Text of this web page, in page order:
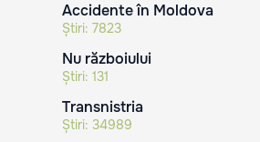
Accidente în Moldova
Știri: 7823
Nu războiului
Știri: 131
Transnistria
Știri: 34989